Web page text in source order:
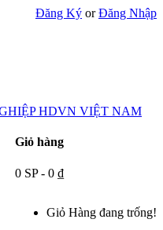
Đăng Ký orĐăng Nhập
Giỏ hàng
0 SP - 0 ₫
Giỏ Hàng đang trống!